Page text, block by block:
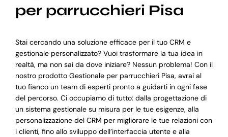
per parrucchieri Pisa
Stai cercando una soluzione efficace per il tuo CRM e
gestionale personalizzato? Vuoi trasformare la tua idea in
realtà, ma non sai da dove iniziare? Nessun problema! Con il
nostro prodotto Gestionale per parrucchieri Pisa, avrai al
tuo fianco un team di esperti pronto a guidarti in ogni fase
del percorso. Ci occupiamo di tutto: dalla progettazione di
un sistema gestionale su misura per le tue esigenze, alla
personalizzazione del CRM per migliorare le tue relazioni con
i clienti, fino allo sviluppo dell’interfaccia utente e alla